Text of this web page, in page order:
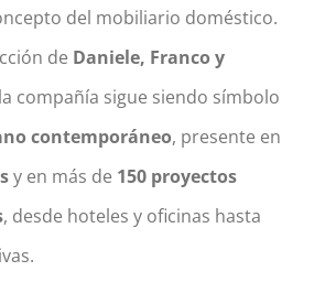
del mobiliario doméstico.
de Daniele, Franco y
compañía sigue siendo símbolo
contemporáneo, presente en
y en más de 150 proyectos
, desde hoteles y oficinas hasta